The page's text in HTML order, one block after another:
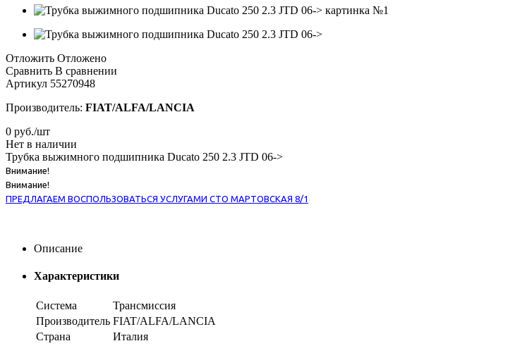
Отложить Отложено
Сравнить В сравнении
Артикул 55270948
Производитель: FIAT/ALFA/LANCIA
0 руб./шт
Нет в наличии
Трубка выжимного подшипника Ducato 250 2.3 JTD 06->
Внимание!
Внимание!
ПРЕДЛАГАЕМ ВОСПОЛЬЗОВАТЬСЯ УСЛУГАМИ СТО МАРТОВСКАЯ 8/1
Описание
Характеристики
Система
Трансмиссия
Производитель FIAT/ALFA/LANCIA
Страна
Италия